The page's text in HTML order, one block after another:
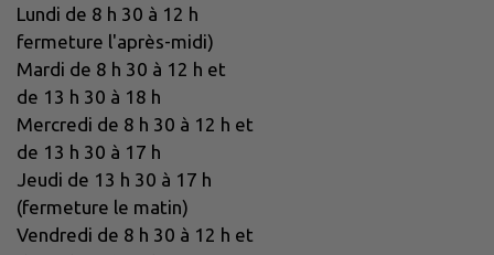
Lundi de 8 h 30 à 12 h
fermeture l'après-midi)
Mardi de 8 h 30 à 12 h et
de 13 h 30 à 18 h
Mercredi de 8 h 30 à 12 h et
de 13 h 30 à 17 h
Jeudi de 13 h 30 à 17 h
(fermeture le matin)
Vendredi de 8 h 30 à 12 h et